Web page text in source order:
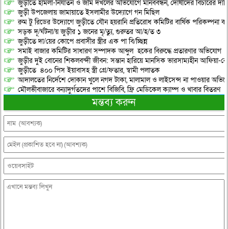
জুড়ীতে হামলা-নির্যাতন ও জমি দখলের অভিযোগে মানববন্ধন, দোষীদের বিচারের দাবি
জুড়ী উপজেলায় জামায়াতে ইসলামীর উদ্যোগে গন মিছিল
রুম টু রিডের উদ্যোগে জুড়ীতে যৌন হয়রানি প্রতিরোধ কমিটির বার্ষিক পরিকল্পনা
সড়ক দূ/র্ঘটনা/য় জুড়ীর ১ জনের মৃ/ত্যু, গুরুতর আ/হ/ত ৩
জুড়ীতে দা/য়ের কোপে প্রবাসীর স্ত্রীর এক পা বি/চ্ছিন্ন
সমাই বাজার কমিটির সাধারণ সম্পাদক আব্দুল হকের বিরুদ্ধে প্রতারণার অভিযোগ
জুড়ীর দুই বোনের শিকলবন্দী জীবন: সন্তান হারিয়ে মানসিক ভারসাম্যহীন আফিয়া-
জুড়ীতে ৪০০ পিস ইয়াবাসহ স্ত্রী গ্রে/ফতার, স্বামী পলাতক
আদালতের নির্দেশে দোকান খুলে নগদ টাকা, মালামাল ও লাইসেন্স না পাওয়ার
মৌলভীবাজারে বন্যাদুর্গতদের পাশে বিজিবি, ফ্রি মেডিকেল ক্যাম্প ও খাবার বিতরণ
মন্তব্য করুন